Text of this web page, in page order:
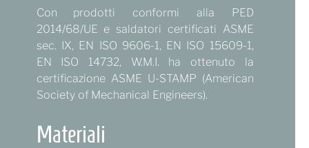
Con prodotti conformi alla PED
2014/68/UE e saldatori certificati ASME
sec. IX, EN ISO 9606-1, EN ISO 15609-1,
EN ISO 14732, W.M.I. ha ottenuto la
certificazione ASME U-STAMP (American
Society of Mechanical Engineers).
Materiali